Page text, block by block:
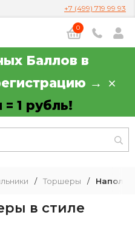
+7 (499) 719 99 93
0
Баллов в
→
= 1 рубль!
/ Торшеры /
в стиле